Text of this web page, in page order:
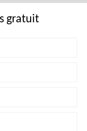
gratuit